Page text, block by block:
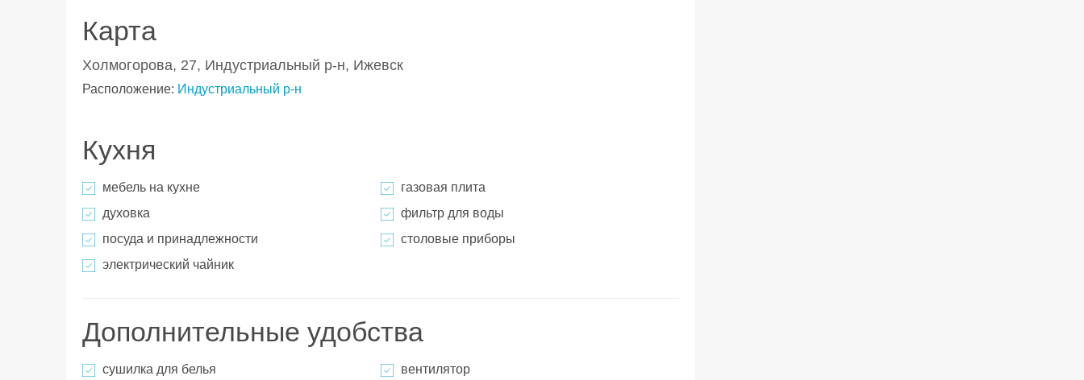
Карта
Холмогорова, 27, Индустриальный р-н, Ижевск
Расположение: Индустриальный р-н
Кухня
мебель на кухне
газовая плита
духовка
фильтр для воды
посуда и принадлежности
столовые приборы
электрический чайник
Дополнительные удобства
сушилка для белья
вентилятор